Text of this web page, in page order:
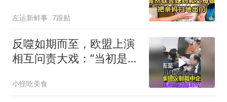
左运新鲜事 7跟贴
反噬如期而至，欧盟上演
相互问责大戏：“当初是谁
小怪吃美食